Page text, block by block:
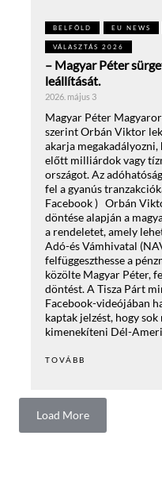
BELFÖLD EU NEWS
VÁLASZTÁS 2026
– Magyar Péter
leállítását.
2026. május 3
Magyar Péter
szerint Orbán Viktor
akarja
előtt milliárdok vagy
országot. Az
fel a gyanús
Facebook ) Orbán
döntése alapján a
a rendeletet, amely
Adó-és Vámhivatal
felfüggeszthesse a
közölte Magyar Péter,
döntést. A Tisza Párt
Facebook-videójában
kaptak jelzést, hogy
kimenekíteni Dél-
TOVÁBB
Load More